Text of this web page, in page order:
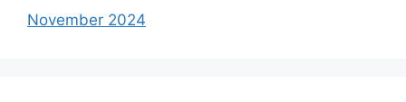
November 2024